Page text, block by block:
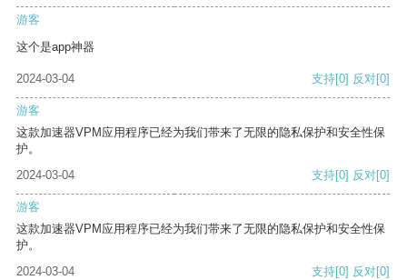
游客
这个是app神器
2024-03-04 支持[0] 反对[0]
游客
这款加速器VPM应用程序已经为我们带来了无限的隐私保护和安全性保
护。
2024-03-04
支持[0] 反对[0]
游客
这款加速器VPM应用程序已经为我们带来了无限的隐私保护和安全性保
护。
2024-03-04
支持[0] 反对[0]